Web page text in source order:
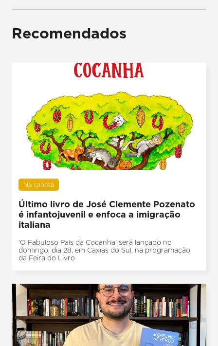
Recomendados
Na caneta
Último livro de José Clemente Pozenato
é infantojuvenil e enfoca a imigração
italiana
‘O Fabuloso País da Cocanha’ será lançado no
domingo, dia 28, em Caxias do Sul, na programação
da Feira do Livro